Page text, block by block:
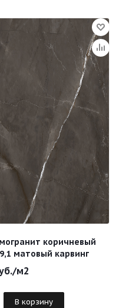
коричневый
матовый карвинг
/м2
В корзину